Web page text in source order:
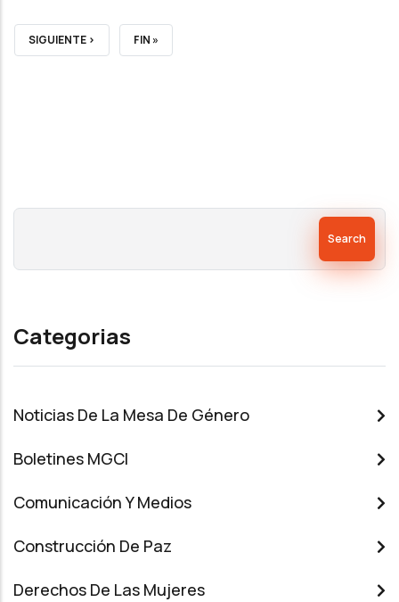
NEXT
SIGUIENTE ›
LAST
FIN »
Categorias
Noticias De La Mesa De Género
Boletines MGCI
Comunicación Y Medios
Construcción De Paz
Derechos De Las Mujeres